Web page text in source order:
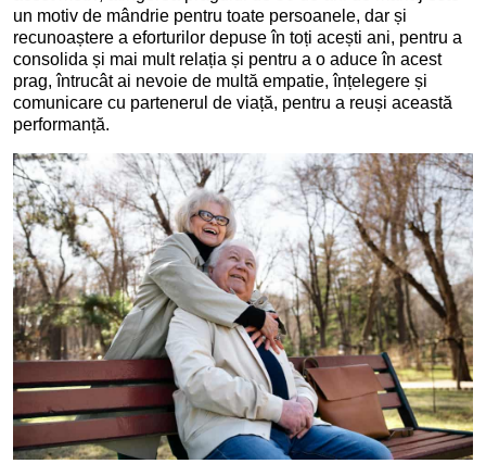
un motiv de mândrie pentru toate persoanele, dar și
recunoaștere a eforturilor depuse în toți acești ani, pentru a
consolida și mai mult relația și pentru a o aduce în acest
prag, întrucât ai nevoie de multă empatie, înțelegere și
comunicare cu partenerul de viață, pentru a reuși această
performanță.